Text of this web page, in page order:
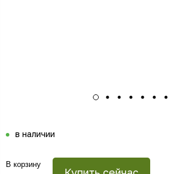
в наличии
В корзину